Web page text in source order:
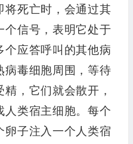
将死亡时，会通过其
个信号，表明它处于
个应答呼叫的其他病
病毒细胞周围，等待
，它们就会散开，
人类宿主细胞。每个
卵子注入一个人类宿